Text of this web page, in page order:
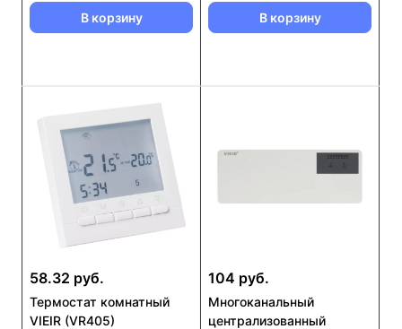
В корзину В корзину
58.32 руб.
Термостат комнатный
VIEIR (VR405)
104 руб.
Многоканальный
централизованный